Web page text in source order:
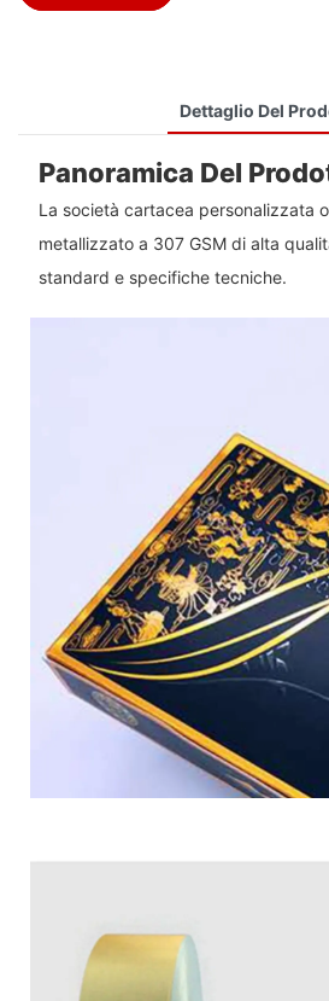
Dettaglio Del
Panoramica Del
La società cartacea personalizzata
metallizzato a 307 GSM di alta
standard e specifiche tecniche.